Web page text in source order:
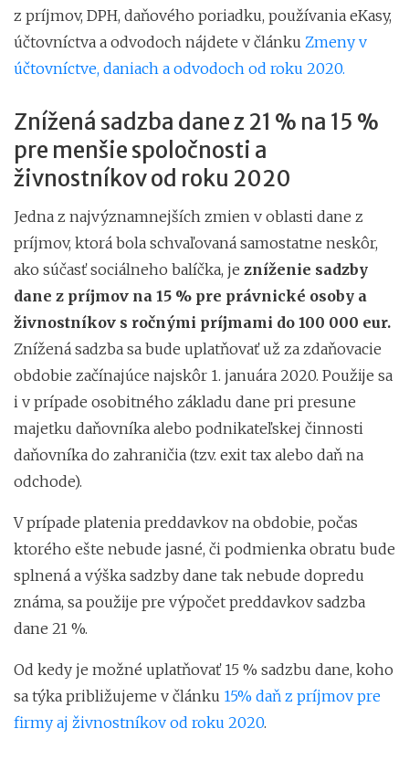
z príjmov, DPH, daňového poriadku, používania eKasy,
účtovníctva a odvodoch nájdete v článku Zmeny v
účtovníctve, daniach a odvodoch od roku 2020.
Znížená sadzba dane z 21 % na 15 %
pre menšie spoločnosti a
živnostníkov od roku 2020
Jedna z najvýznamnejších zmien v oblasti dane z
príjmov, ktorá bola schvaľovaná samostatne neskôr,
ako súčasť sociálneho balíčka, je zníženie sadzby
dane z príjmov na 15 % pre právnické osoby a
živnostníkov s ročnými príjmami do 100 000 eur.
Znížená sadzba sa bude uplatňovať už za zdaňovacie
obdobie začínajúce najskôr 1. januára 2020. Použije sa
i v prípade osobitného základu dane pri presune
majetku daňovníka alebo podnikateľskej činnosti
daňovníka do zahraničia (tzv. exit tax alebo daň na
odchode).
V prípade platenia preddavkov na obdobie, počas
ktorého ešte nebude jasné, či podmienka obratu bude
splnená a výška sadzby dane tak nebude dopredu
známa, sa použije pre výpočet preddavkov sadzba
dane 21 %.
Od kedy je možné uplatňovať 15 % sadzbu dane, koho
sa týka približujeme v článku 15% daň z príjmov pre
firmy aj živnostníkov od roku 2020.